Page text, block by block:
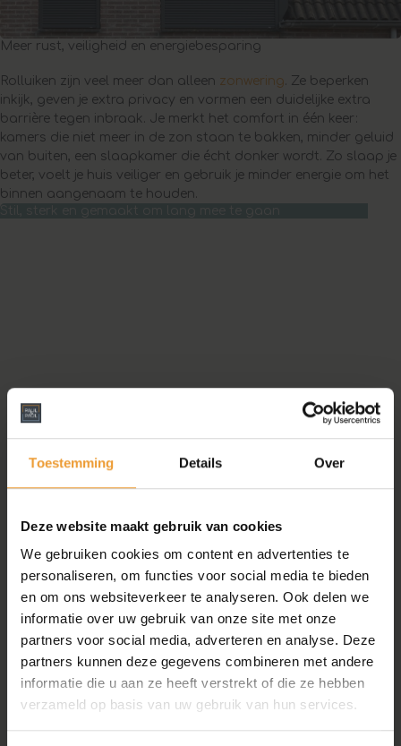
Toestemming Details Over
Deze website maakt gebruik van cookies
We gebruiken cookies om content en advertenties te
personaliseren, om functies voor social media te bieden
en om ons websiteverkeer te analyseren. Ook delen we
informatie over uw gebruik van onze site met onze
partners voor social media, adverteren en analyse. Deze
partners kunnen deze gegevens combineren met andere
informatie die u aan ze heeft verstrekt of die ze hebben
verzameld op basis van uw gebruik van hun services.
Meer rust, veiligheid en energiebesparing
Rolluiken zijn veel meer dan alleen zonwering. Ze beperken
inkijk, geven je extra privacy en vormen een duidelijke extra
barrière tegen inbraak. Je merkt het comfort in één keer:
kamers die niet meer in de zon staan te bakken, minder geluid
van buiten, een slaapkamer die écht donker wordt. Zo slaap je
beter, voelt je huis veiliger en gebruik je minder energie om het
binnen aangenaam te houden.